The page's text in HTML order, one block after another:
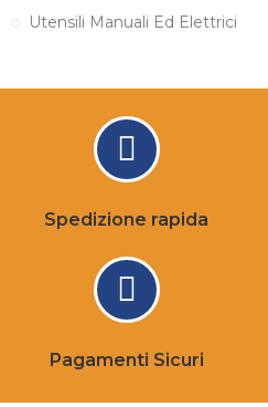
Utensili Manuali Ed Elettrici
Spedizione rapida
Pagamenti Sicuri